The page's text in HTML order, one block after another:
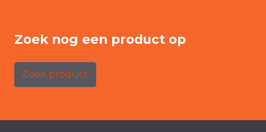
Zoek nog een product op
Zoek product